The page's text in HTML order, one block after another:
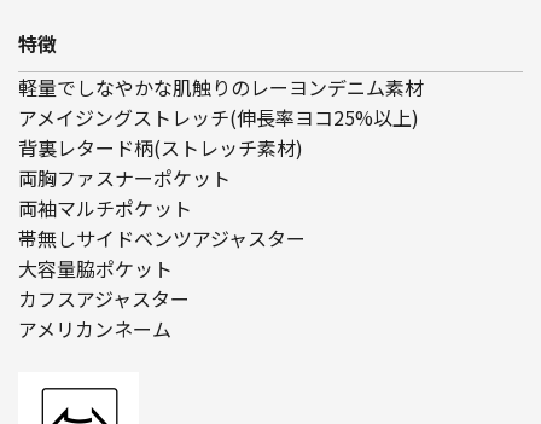
特徴
軽量でしなやかな肌触りのレーヨンデニム素材
アメイジングストレッチ(伸長率ヨコ25%以上)
背裏レタード柄(ストレッチ素材)
両胸ファスナーポケット
両袖マルチポケット
帯無しサイドベンツアジャスター
大容量脇ポケット
カフスアジャスター
アメリカンネーム